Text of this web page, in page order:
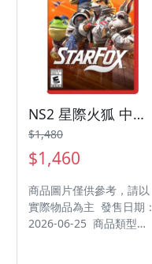
NS2 星際火狐 中文版
$1,480
$1,460
商品圖片僅供參考，請以
實際物品為主 發售日期：
2026-06-25 商品類型：